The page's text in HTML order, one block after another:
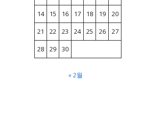
14
15 16 17 18 19
20
21
22 23 24 25 26
27
28
29 30
« 2월